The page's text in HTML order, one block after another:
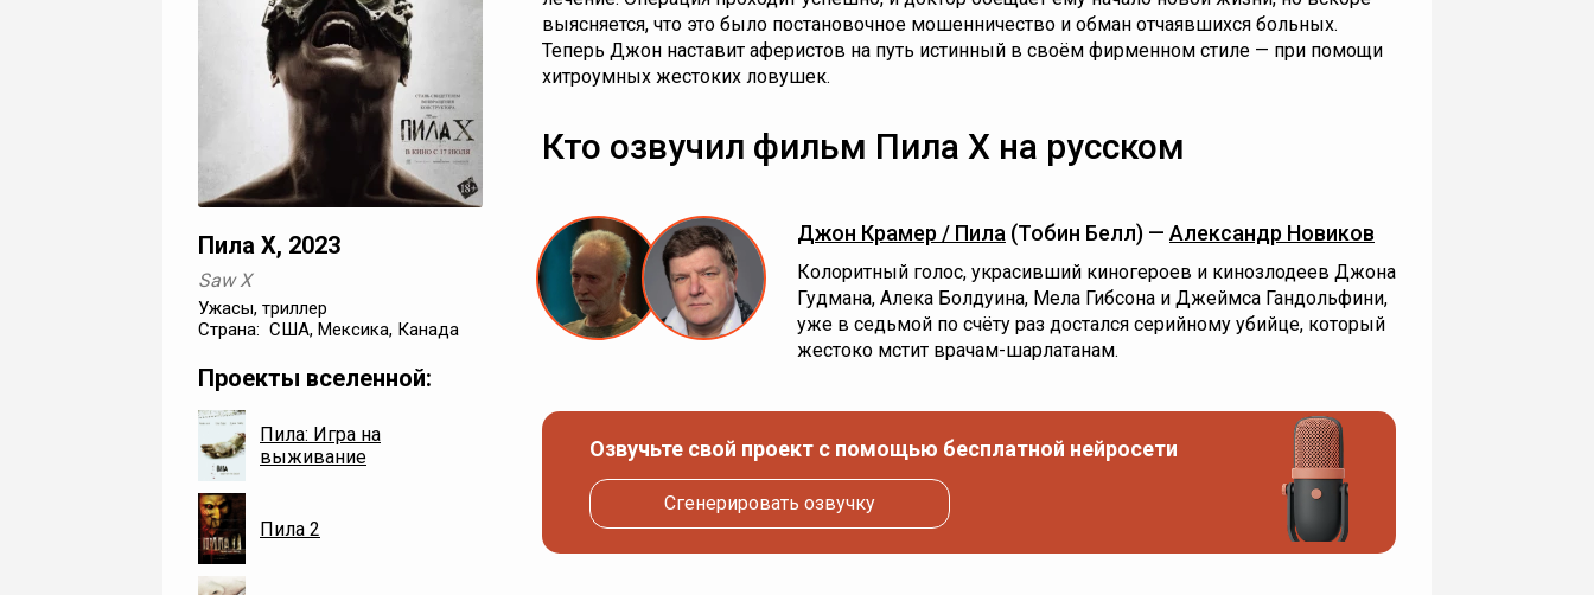
Пила X, 2023
Saw X
Ужасы, триллер
Страна: США, Мексика, Канада
Проекты вселенной:
Пила: Игра на
выживание
Пила 2
выясняется, что это было постановочное мошенничество и обман отчаявшихся больных.
Теперь Джон наставит аферистов на путь истинный в своём фирменном стиле — при помощи
хитроумных жестоких ловушек.
Кто озвучил фильм Пила X на русском
Джон Крамер / Пила (Тобин Белл) — Александр Новиков
Колоритный голос, украсивший киногероев и кинозлодеев Джона
Гудмана, Алека Болдуина, Мела Гибсона и Джеймса Гандольфини,
уже в седьмой по счёту раз достался серийному убийце, который
жестоко мстит врачам-шарлатанам.
Озвучьте свой проект с помощью бесплатной нейросети
Сгенерировать озвучку